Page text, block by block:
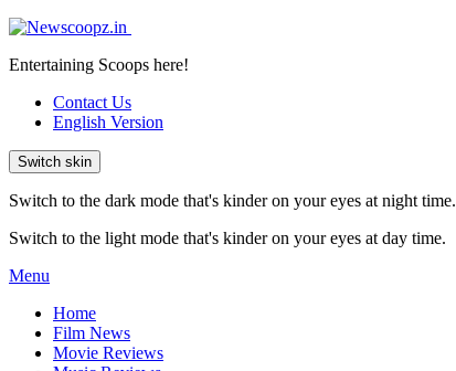
Entertaining Scoops here!
Contact Us
English Version
Switch skin
Switch to the dark mode that's kinder on your eyes at night time.
Switch to the light mode that's kinder on your eyes at day time.
Menu
Home
Film News
Movie Reviews